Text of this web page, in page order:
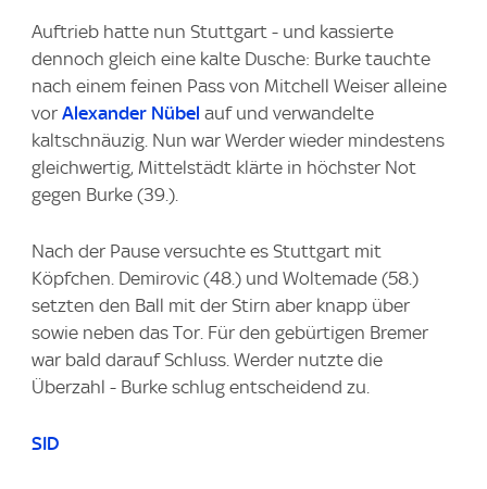
Auftrieb hatte nun Stuttgart - und kassierte
dennoch gleich eine kalte Dusche: Burke tauchte
nach einem feinen Pass von Mitchell Weiser alleine
vor Alexander Nübel auf und verwandelte
kaltschnäuzig. Nun war Werder wieder mindestens
gleichwertig, Mittelstädt klärte in höchster Not
gegen Burke (39.).
Nach der Pause versuchte es Stuttgart mit
Köpfchen. Demirovic (48.) und Woltemade (58.)
setzten den Ball mit der Stirn aber knapp über
sowie neben das Tor. Für den gebürtigen Bremer
war bald darauf Schluss. Werder nutzte die
Überzahl - Burke schlug entscheidend zu.
SID